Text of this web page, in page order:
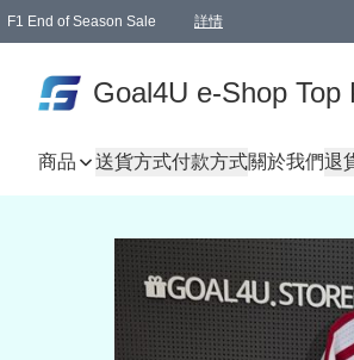
F1 End of Season Sale 詳情
Goal4U e-Shop
商品 送貨方式付款方式關於我們退